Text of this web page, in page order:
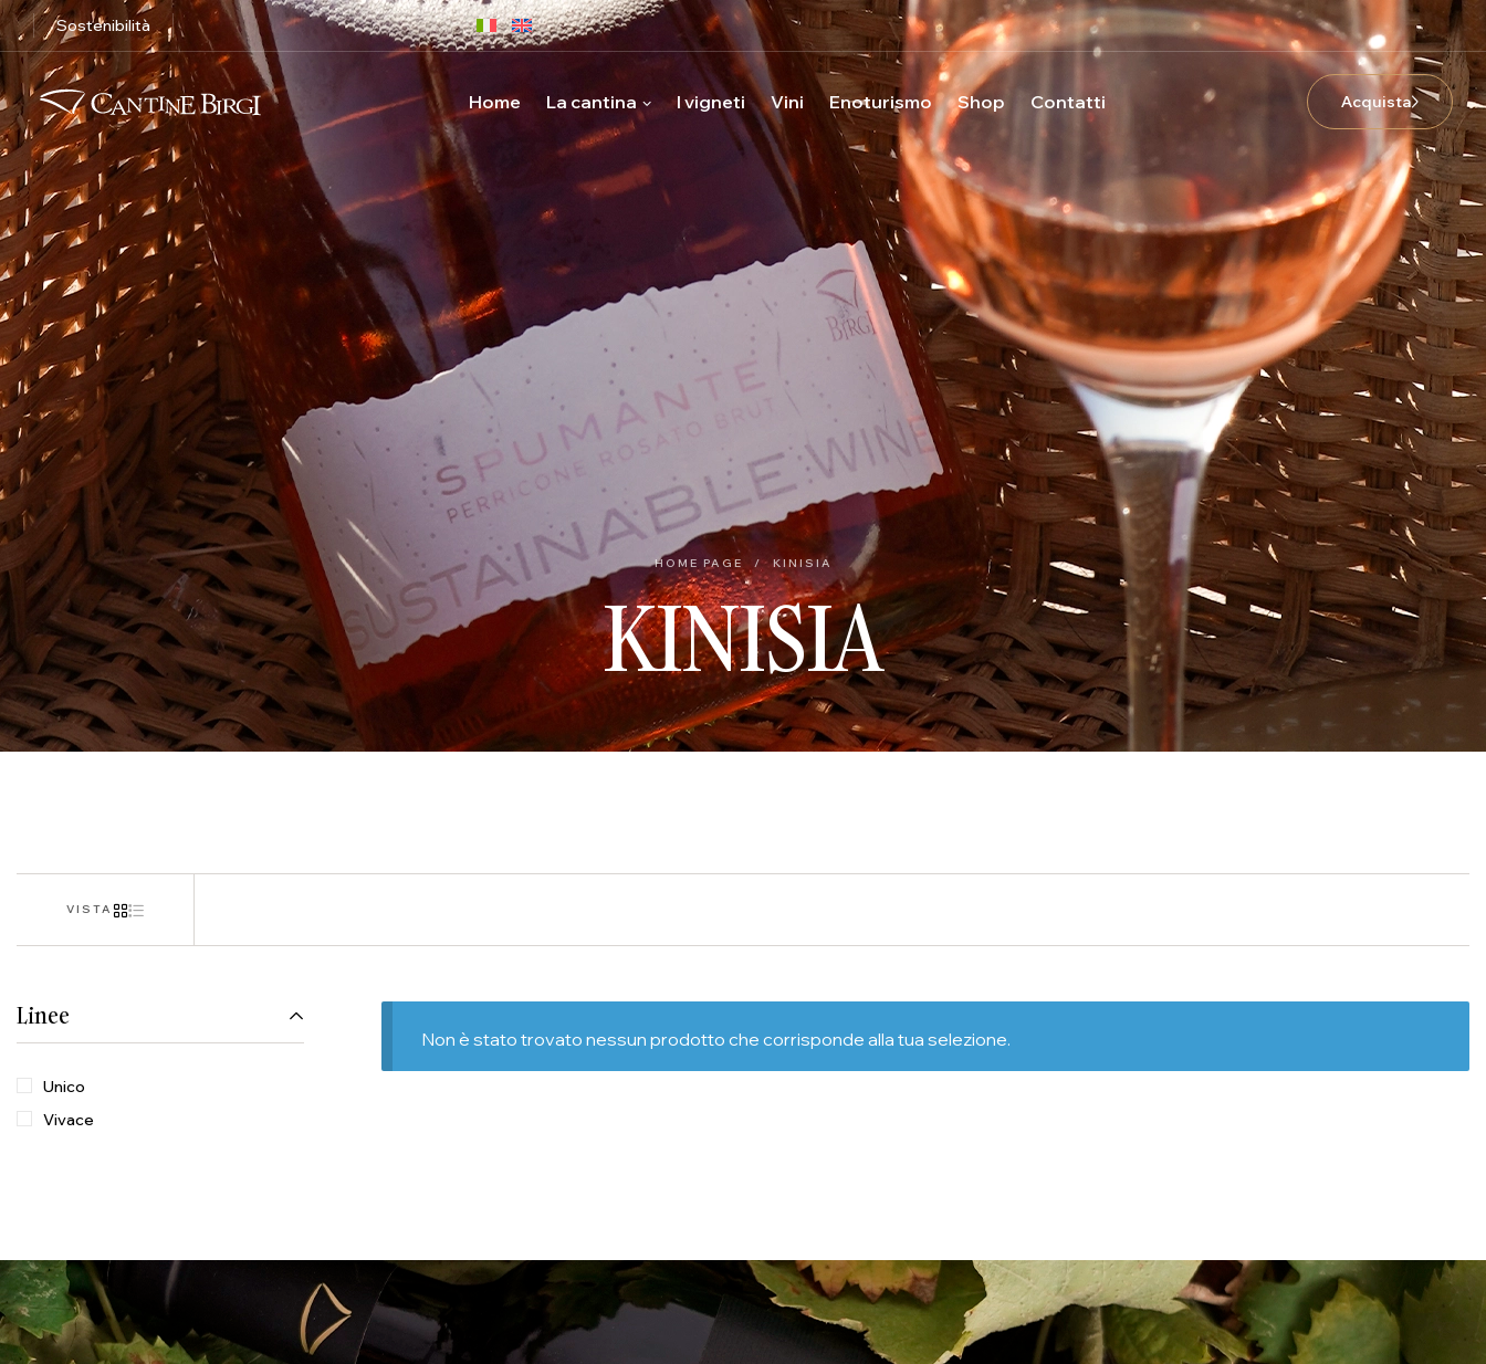
Sostenibilità
Home La cantina I vigneti Vini Enoturismo Shop Contatti Acquista
KINISIA
HOME PAGE / KINISIA
VISTA
Non è stato trovato nessun prodotto che corrisponde alla tua selezione.
Linee
Unico
Vivace